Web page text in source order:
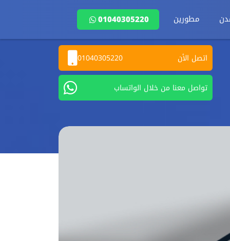
مطورين 01040305220
اتصل الأن 01040305220
تواصل معنا من خلال الواتساب